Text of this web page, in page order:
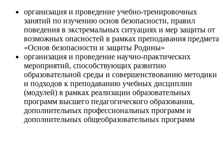
организация и проведение учебно-тренировочных
занятий по изучению основ безопасности, правил
поведения в экстремальных ситуациях и мер защиты от
возможных опасностей в рамках преподавания предмета
«Основ безопасности и защиты Родины»
организация и проведение научно-практических
мероприятий, способствующих развитию
образовательной среды и совершенствованию методики
и подходов к преподаванию учебных дисциплин
(модулей) в рамках реализации образовательных
программ высшего педагогического образования,
дополнительных профессиональных программ и
дополнительных общеобразовательных программ